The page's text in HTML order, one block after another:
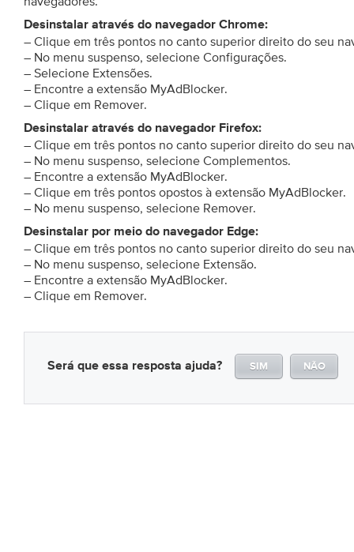
Desinstalar através do navegador Chrome:
– Clique em três pontos no canto superior direito do seu
– No menu suspenso, selecione Configurações.
– Selecione Extensões.
– Encontre a extensão MyAdBlocker.
– Clique em Remover.
Desinstalar através do navegador Firefox:
– Clique em três pontos no canto superior direito do seu
– No menu suspenso, selecione Complementos.
– Encontre a extensão MyAdBlocker.
– Clique em três pontos opostos à extensão MyAdBlocker.
– No menu suspenso, selecione Remover.
Desinstalar por meio do navegador Edge:
– Clique em três pontos no canto superior direito do seu
– No menu suspenso, selecione Extensão.
– Encontre a extensão MyAdBlocker.
– Clique em Remover.
Será que essa resposta ajuda? SIM NÃO